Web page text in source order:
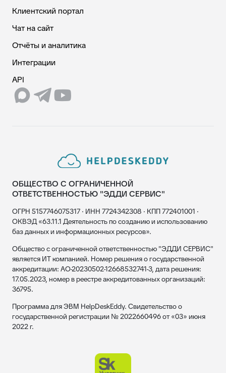
Клиентский портал
Чат на сайт
Отчёты и аналитика
Интеграции
API
ОБЩЕСТВО С ОГРАНИЧЕННОЙ
ОТВЕТСТВЕННОСТЬЮ "ЭДДИ СЕРВИС"
ОГРН 5157746075317 · ИНН 7724342308 · КПП 772401001 ·
ОКВЭД «63.11.1 Деятельность по созданию и использованию
баз данных и информационных ресурсов».
Общество с ограниченной ответственностью "ЭДДИ СЕРВИС"
является ИТ компанией. Номер решения о государственной
аккредитации: АО-20230502-12668532741-3, дата решения:
17.05.2023, номер в реестре аккредитованных организаций:
36795.
Программа для ЭВМ HelpDeskEddy. Свидетельство о
государственной регистрации № 2022660496 от «03» июня
2022 г.